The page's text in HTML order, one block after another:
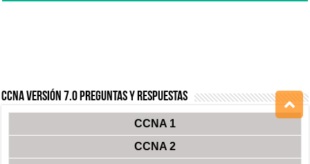
CCNA Versión 7.0 Preguntas y Respuestas
CCNA 1
CCNA 2